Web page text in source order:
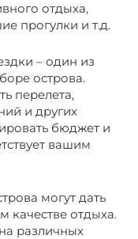
отдыха,
прогулки и т.д.
– один из
острова.
перелета,
и других
бюджет и
вашим
могут дать
отдыха.
различных